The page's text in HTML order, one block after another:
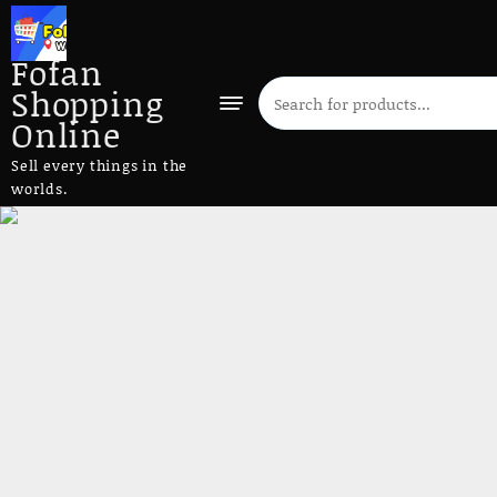
Fofan
Shopping
Online
Sell every things in the
worlds.